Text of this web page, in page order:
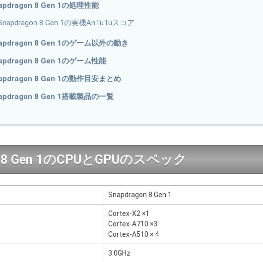
8 Gen 1の処理性能
8 Gen 1の実機AnTuTuスコア
8 Gen 1のゲーム以外の動き
8 Gen 1のゲーム性能
8 Gen 1の動作目安まとめ
8 Gen 1搭載製品の一覧
Gen 1のCPUとGPUのスペック
Snapdragon 8 Gen 1
Cortex-X2 ×1
Cortex-A710 ×3
Cortex-A510 × 4
3.0GHz